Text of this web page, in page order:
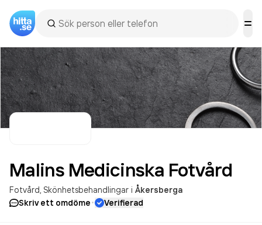
Malins Medicinska Fotvård
Fotvård Skönhetsbehandlingar i Åkersberga
Skriv ett omdöme· Verifierad